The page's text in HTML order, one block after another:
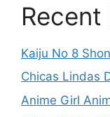
Recent
Kaiju No 8
Chicas Lindas
Anime Girl